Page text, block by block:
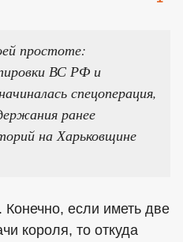
простоте:
ВС РФ и
спецоперация,
ранее
на Харьковщине
если иметь две
короля, то откуда